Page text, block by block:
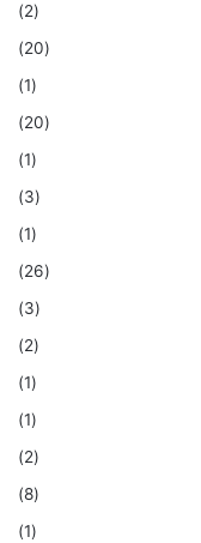
(2)
(20)
(1)
(20)
(1)
(3)
(1)
(26)
(3)
(2)
(1)
(1)
(2)
(8)
(1)